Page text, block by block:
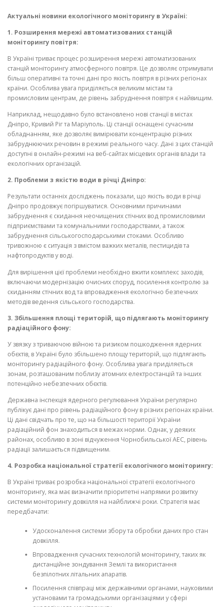
Актуальні новини екологічного моніторингу в Україні:
1. Розширення мережі автоматизованих станцій
моніторингу повітря:
В Україні триває процес розширення мережі автоматизованих
станцій моніторингу атмосферного повітря. Це дозволяє отримувати
більш оперативні та точні дані про якість повітря в різних регіонах
країни. Особлива увага приділяється великим містам та
промисловим центрам, де рівень забруднення повітря є найвищим.
Наприклад, нещодавно було встановлено нові станції в містах
Дніпро, Кривий Ріг та Маріуполь. Ці станції оснащені сучасним
обладнанням, яке дозволяє вимірювати концентрацію різних
забруднюючих речовин в режимі реального часу. Дані з цих станцій
доступні в онлайн-режимі на веб-сайтах місцевих органів влади та
екологічних організацій.
2. Проблеми з якістю води в річці Дніпро:
Результати останніх досліджень показали, що якість води в річці
Дніпро продовжує погіршуватися. Основними причинами
забруднення є скидання неочищених стічних вод промисловими
підприємствами та комунальними господарствами, а також
забруднення сільськогосподарськими стоками. Особливо
тривожною є ситуація з вмістом важких металів, пестицидів та
нафтопродуктів у воді.
Для вирішення цієї проблеми необхідно вжити комплекс заходів,
включаючи модернізацію очисних споруд, посилення контролю за
скиданням стічних вод та впровадження екологічно безпечних
методів ведення сільського господарства.
3. Збільшення площі територій, що підлягають моніторингу
радіаційного фону:
У звязку з триваючою війною та ризиком пошкодження ядерних
обєктів, в Україні було збільшено площу територій, що підлягають
моніторингу радіаційного фону. Особлива увага приділяється
зонам, розташованим поблизу атомних електростанцій та інших
потенційно небезпечних обєктів.
Державна інспекція ядерного регулювання України регулярно
публікує дані про рівень радіаційного фону в різних регіонах країни.
Ці дані свідчать про те, що на більшості території України
радіаційний фон знаходиться в межах норми. Однак, у деяких
районах, особливо в зоні відчуження Чорнобильської АЕС, рівень
радіації залишається підвищеним.
4. Розробка національної стратегії екологічного моніторингу:
В Україні триває розробка національної стратегії екологічного
моніторингу, яка має визначити пріоритетні напрямки розвитку
системи моніторингу довкілля на найближчі роки. Стратегія має
передбачати:
Удосконалення системи збору та обробки даних про стан
довкілля.
Впровадження сучасних технологій моніторингу, таких як
дистанційне зондування Землі та використання
безпілотних літальних апаратів.
Посилення співпраці між державними органами, науковими
установами та громадськими організаціями у сфері